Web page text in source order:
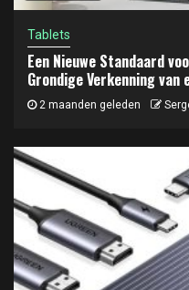
Tablets
Een Nieuwe Standaard
Grondige Verkenning van
2 maanden geleden